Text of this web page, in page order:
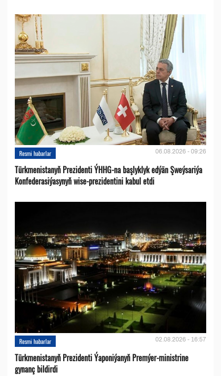
Resmi habarlar 06.08.2026 - 09:26
Türkmenistanyň Prezidenti ÝHHG-na başlyklyk edýän Şweýsariýa
Konfederasiýasynyň wise-prezidentini kabul etdi
Resmi habarlar 02.08.2026 - 16:57
Türkmenistanyň Prezidenti Ýaponiýanyň Premýer-ministrine
gynanç bildirdi